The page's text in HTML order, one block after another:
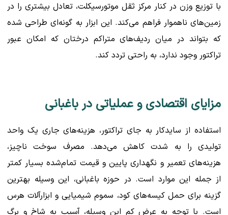
با توزیع وزن در کنار مرکز ثقل موتورسیکلت، تعادل بیشتری را در
زمین‌های ناهموار فراهم می‌کند. این ابزار به گونه‌ای طراحی شده
که بتواند در میان ردیف‌های متراکم درختان که امکان عبور
تراکتور وجود ندارد، به راحتی تردد کند.
مزایای اقتصادی و عملیاتی در باغبانی
استفاده از سایدکار به جای تراکتور، هزینه‌های جاری یک واحد
تولیدی را به شدت کاهش می‌دهد. مصرف سوخت ناچیز،
هزینه‌های تعمیر و نگهداری پایین و قیمت تمام‌شده بسیار کمتر
از جمله این موارد است. در حوزه باغبانی، این وسیله بهترین
گزینه برای حمل کیسه‌های کود، سموم شیمیایی و ابزارآلات هرس
است. با توجه به عرض کم این وسیله، آسیب به شاخ و برگ